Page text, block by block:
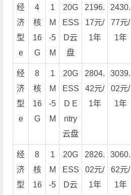
经
济
型
e
4
核
16
G
1
M
-5
M
20G
ESS
D云
盘
2196.
17元/
1年
2430.
77元/
1年
经
济
型
e
8
核
16
G
1
M
-5
M
20G
ESS
D E
ntry
云盘
2804.
42元/
1年
3039.
02元/
1年
经
济
型
8
核
16
1
M
-5
20G
ESS
D云
2826.
02元/
1年
3060.
62元/
1年